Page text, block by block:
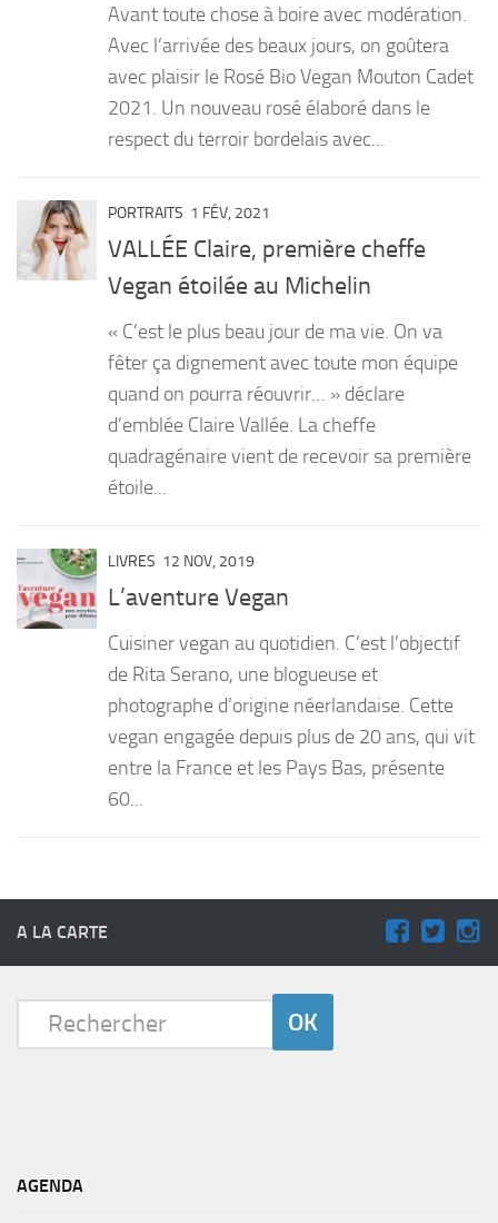
Entrées
Desserts
Avant toute chose à boire avec modération.
Avec l’arrivée des beaux jours, on goûtera
avec plaisir le Rosé Bio Vegan Mouton Cadet
2021. Un nouveau rosé élaboré dans le
respect du terroir bordelais avec...
PORTRAITS 1 FÉV, 2021
VALLÉE Claire, première cheffe
Vegan étoilée au Michelin
« C’est le plus beau jour de ma vie. On va
fêter ça dignement avec toute mon équipe
quand on pourra réouvrir… » déclare
d’emblée Claire Vallée. La cheffe
quadragénaire vient de recevoir sa première
étoile...
LIVRES 12 NOV, 2019
L’aventure Vegan
Cuisiner vegan au quotidien. C’est l’objectif
de Rita Serano, une blogueuse et
photographe d’origine néerlandaise. Cette
vegan engagée depuis plus de 20 ans, qui vit
entre la France et les Pays Bas, présente
60...
A LA CARTE
AGENDA